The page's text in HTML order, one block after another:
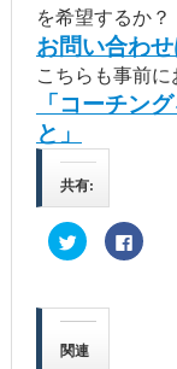
を希望するか？
お問い合わせ
こちらも事前に
「コーチン
と」
共有:
ク
リ
て
Twitter
で
共
で
関連